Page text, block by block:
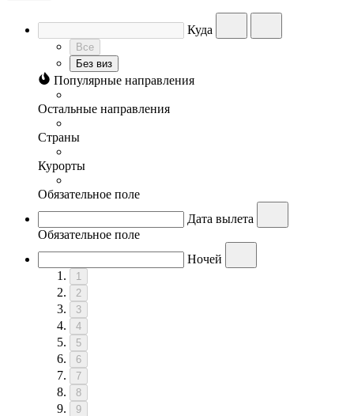
Куда
Все
Без виз
Популярные направления
Остальные направления
Страны
Курорты
Обязательное поле
Дата вылета
Обязательное поле
Ночей
1
2
3
4
5
6
7
8
9